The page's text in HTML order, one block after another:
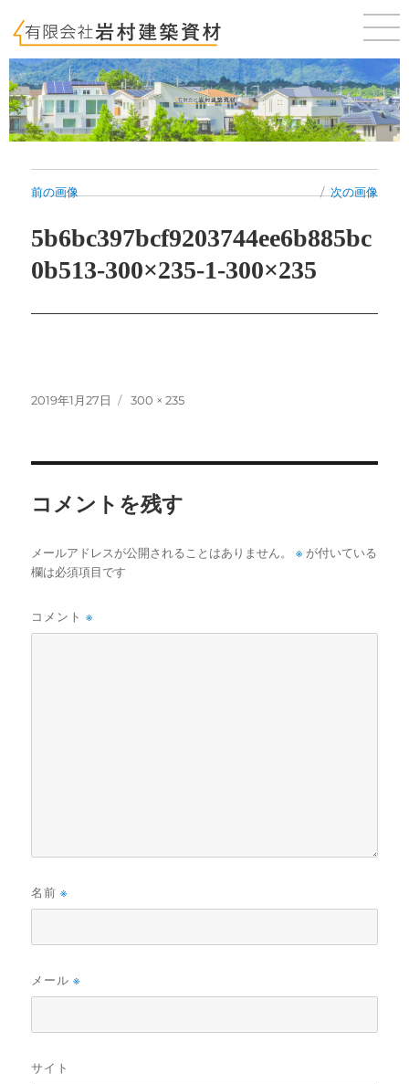
前の画像 次の画像
5b6bc397bcf9203744ee6b885bc
0b513-300×235-1-300×235
投
2019年1月27日
フ
300 × 235
コメントを残す
メールアドレスが公開されることはありません。 ※ が付いている
欄は必須項目です
コメント※
名前※
メール※
サイト